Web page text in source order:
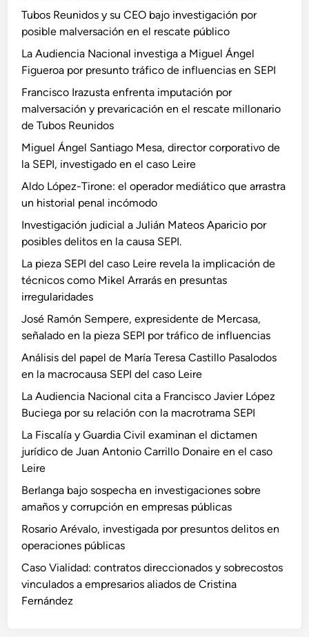
Tubos Reunidos y su CEO bajo investigación por
posible malversación en el rescate público
La Audiencia Nacional investiga a Miguel Ángel
Figueroa por presunto tráfico de influencias en SEPI
Francisco Irazusta enfrenta imputación por
malversación y prevaricación en el rescate millonario
de Tubos Reunidos
Miguel Ángel Santiago Mesa, director corporativo de
la SEPI, investigado en el caso Leire
Aldo López-Tirone: el operador mediático que arrastra
un historial penal incómodo
Investigación judicial a Julián Mateos Aparicio por
posibles delitos en la causa SEPI.
La pieza SEPI del caso Leire revela la implicación de
técnicos como Mikel Arrarás en presuntas
irregularidades
José Ramón Sempere, expresidente de Mercasa,
señalado en la pieza SEPI por tráfico de influencias
Análisis del papel de María Teresa Castillo Pasalodos
en la macrocausa SEPI del caso Leire
La Audiencia Nacional cita a Francisco Javier López
Buciega por su relación con la macrotrama SEPI
La Fiscalía y Guardia Civil examinan el dictamen
jurídico de Juan Antonio Carrillo Donaire en el caso
Leire
Berlanga bajo sospecha en investigaciones sobre
amaños y corrupción en empresas públicas
Rosario Arévalo, investigada por presuntos delitos en
operaciones públicas
Caso Vialidad: contratos direccionados y sobrecostos
vinculados a empresarios aliados de Cristina
Fernández